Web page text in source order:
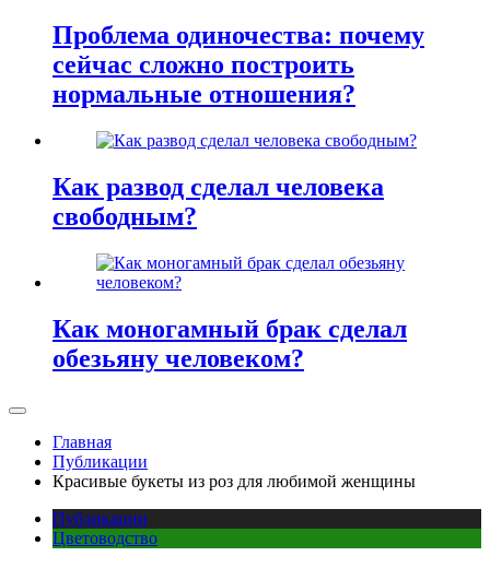
Проблема одиночества: почему
сейчас сложно построить
нормальные отношения?
Как развод сделал человека
свободным?
Как моногамный брак сделал
обезьяну человеком?
Главная
Публикации
Красивые букеты из роз для любимой женщины
Публикации
Цветоводство